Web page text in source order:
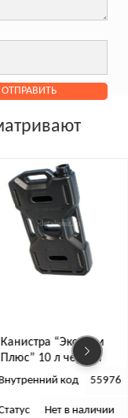
Канистра “Экстрим
Плюс” 10 л черная
код 55976
Нет в наличии